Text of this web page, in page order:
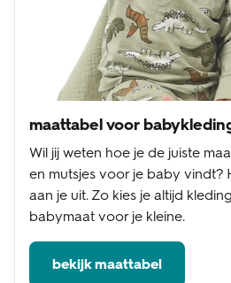
maattabel voor
Wil jij weten hoe je de juiste
en mutsjes voor je baby vindt?
aan je uit. Zo kies je altijd
babymaat voor je kleine.
bekijk maattabel